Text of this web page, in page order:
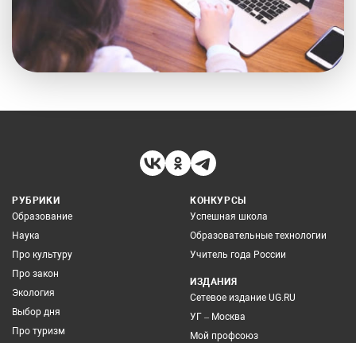
РУБРИКИ
Образование
Наука
Про культуру
Про закон
Экология
Выбор дня
Про туризм
КОНКУРСЫ
Успешная школа
Образовательные технологии
Учитель года России
ИЗДАНИЯ
Сетевое издание UG.RU
УГ – Москва
Мой профсоюз